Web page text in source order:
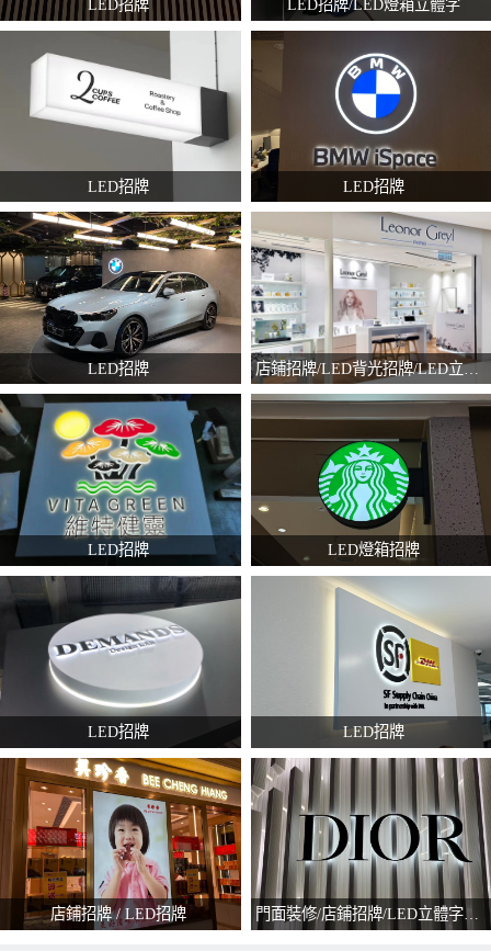
LED招牌 LED招牌/LED燈箱立體字
LED招牌 LED招牌
LED招牌 店鋪招牌/LED背光招牌/LED立體字招牌/噴畫貼紙
LED招牌 LED燈箱招牌
LED招牌 LED招牌
店鋪招牌 / LED招牌 門面裝修/店鋪招牌/LED立體字招牌